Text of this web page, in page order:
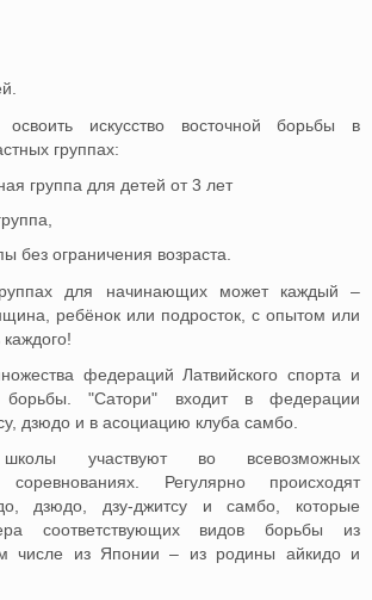
искусство восточной борьбы в
группах:
группа для детей от 3 лет
без ограничения возраста.
для начинающих может каждый –
ребёнок или подросток, с опытом или
федераций Латвийского спорта и
борьбы. "Сатори" входит в федерации
дзюдо и в асоциацию клуба самбо.
школы участвуют во всевозможных
соревнованиях. Регулярно происходят
дзюдо, дзу-джитсу и самбо, которые
соответствующих видов борьбы из
числе из Японии – из родины айкидо и